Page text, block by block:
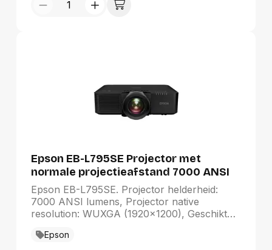
Presentatie. Soort serieële aansluiting: RS-
Epson EB-L795SE Projector met
normale projectieafstand 7000 ANSI
lumens WUXGA (1920x1200) Zwart
Epson EB-L795SE. Projector helderheid:
7000 ANSI lumens, Projector native
resolution: WUXGA (1920x1200), Geschikt
Type lichtbron: Laser, Levensduur van de
Epson